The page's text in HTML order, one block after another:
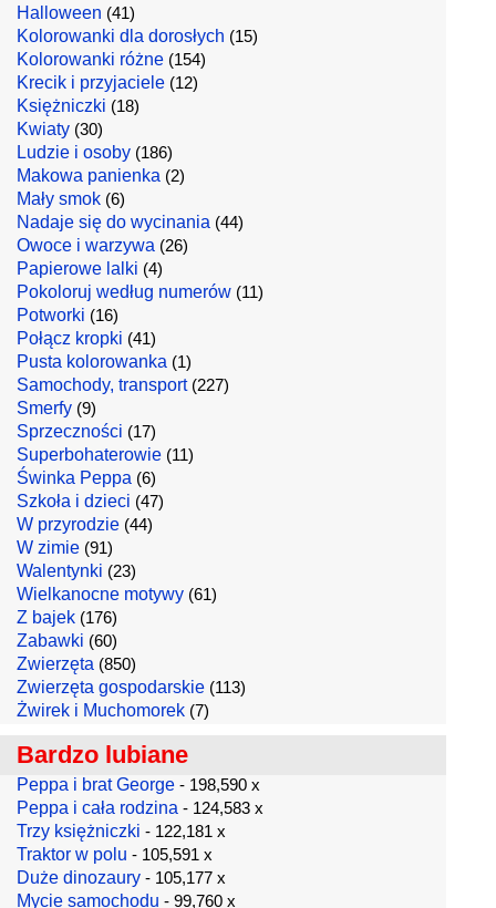
Halloween (41)
Kolorowanki dla dorosłych (15)
Kolorowanki różne (154)
Krecik i przyjaciele (12)
Księżniczki (18)
Kwiaty (30)
Ludzie i osoby (186)
Makowa panienka (2)
Mały smok (6)
Nadaje się do wycinania (44)
Owoce i warzywa (26)
Papierowe lalki (4)
Pokoloruj według numerów (11)
Potworki (16)
Połącz kropki (41)
Pusta kolorowanka (1)
Samochody, transport(227)
Smerfy (9)
Sprzeczności (17)
Superbohaterowie (11)
Świnka Peppa (6)
Szkoła i dzieci (47)
W przyrodzie (44)
W zimie (91)
Walentynki (23)
Wielkanocne motywy (61)
Z bajek (176)
Zabawki (60)
Zwierzęta (850)
Zwierzęta gospodarskie (113)
Żwirek i Muchomorek (7)
Bardzo lubiane
Peppa i brat George - 198,590 x
Peppa i cała rodzina - 124,583 x
Trzy księżniczki - 122,181 x
Traktor w polu - 105,591 x
Duże dinozaury - 105,177 x
Mycie samochodu - 99,760 x